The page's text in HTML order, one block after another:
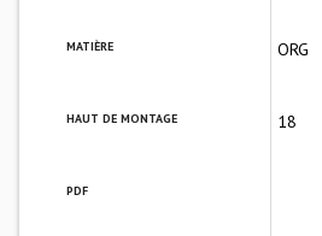
MATIÈRE ORG
HAUT DE MONTAGE 18
PDF